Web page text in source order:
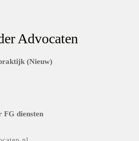
Advocaten
(Nieuw)
FG diensten